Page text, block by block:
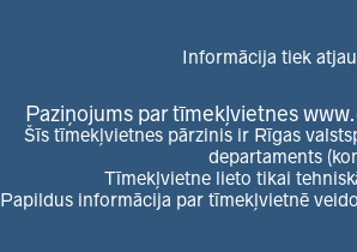
Informācija tiek
Paziņojums par tīmekļvietnes
Šīs tīmekļvietnes pārzinis ir Rīgas
departaments
Tīmekļvietne lieto tikai
Papildus informācija par tīmekļvietnē